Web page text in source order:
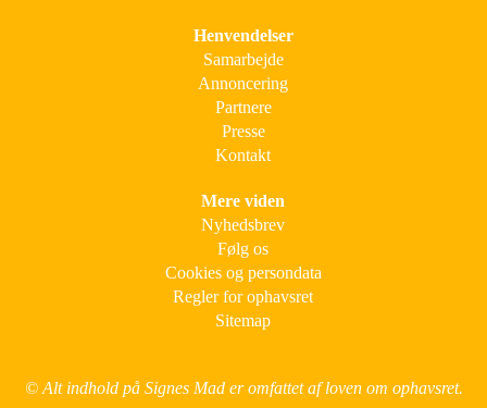
Henvendelser
Samarbejde
Annoncering
Partnere
Presse
Kontakt
Mere viden
Nyhedsbrev
Følg os
Cookies og persondata
Regler for ophavsret
Sitemap
© Alt indhold på Signes Mad er omfattet af loven om ophavsret.